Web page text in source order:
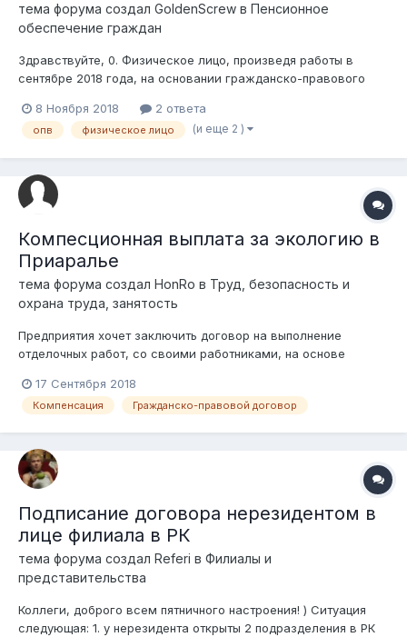
тема форума создал GoldenScrew в Пенсионное
обеспечение граждан
Здравствуйте, 0. Физическое лицо, произведя работы в
сентябре 2018 года, на основании гражданско-правового
получив доход единожды за 2018ый год, без регистрации
Индивидуального Предпринимателя обязано ли уплачивать
8 Ноября 2018 2 ответа
опв физическое лицо (и еще 2 )
Компесционная выплата за экологию в
Приаралье
тема форума создал HonRo в Труд, безопасность и
охрана труда, занятость
Предприятия хочет заключить договор на выполнение
отделочных работ, со своими работниками, на основе
производиться в нерабочее время. Вопрос: 1)Указывается ли
в договоре, компенсация за экологию в Приаралье, если
17 Сентября 2018
Компенсация Гражданско-правовой договор
Подписание договора нерезидентом в
лице филиала в РК
тема форума создал Referi в Филиалы и
представительства
Коллеги, доброго всем пятничного настроения! ) Ситуация
следующая: 1. у нерезидента открыты 2 подразделения в РК